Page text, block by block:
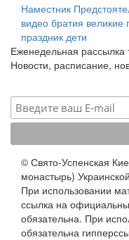
Наместник
видео братия великие
праздник дети
Еженедельная рассылка
Новости, расписание,
© Свято-Успенская
монастырь)
При использовании
ссылка на
обязательна. При
обязательна